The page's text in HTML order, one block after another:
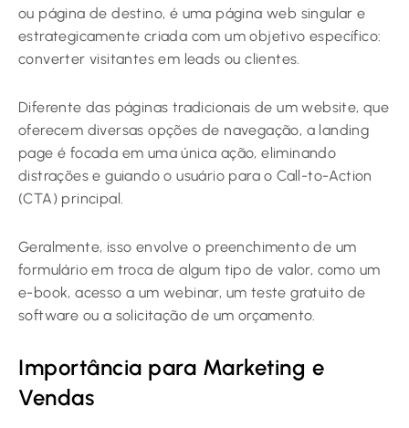
ou página de destino, é uma página web singular e
estrategicamente criada com um objetivo específico:
converter visitantes em leads ou clientes.
Diferente das páginas tradicionais de um website, que
oferecem diversas opções de navegação, a landing
page é focada em uma única ação, eliminando
distrações e guiando o usuário para o Call-to-Action
(CTA) principal.
Geralmente, isso envolve o preenchimento de um
formulário em troca de algum tipo de valor, como um
e-book, acesso a um webinar, um teste gratuito de
software ou a solicitação de um orçamento.
Importância para Marketing e
Vendas